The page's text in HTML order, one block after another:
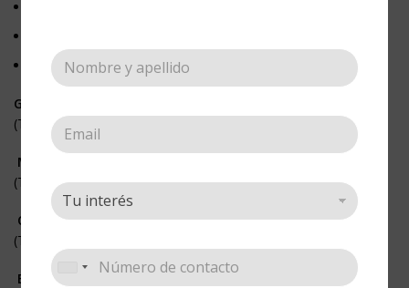
Nuestros esténciles, son plantillas en acetato.
GRANDES
(Tamaño 21 x 27 cm)
MEDIANOS
(Tamaño 14 x 21 cm)
CENEFAS
(Tamaño 11 x 33 cm)
BORDES